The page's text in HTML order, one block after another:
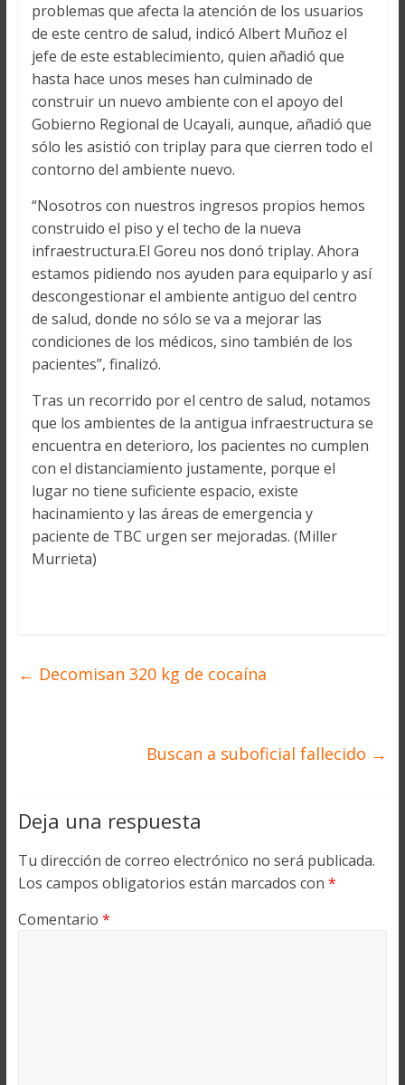
problemas que afecta la atención de los usuarios
de este centro de salud, indicó Albert Muñoz el
jefe de este establecimiento, quien añadió que
hasta hace unos meses han culminado de
construir un nuevo ambiente con el apoyo del
Gobierno Regional de Ucayali, aunque, añadió que
sólo les asistió con triplay para que cierren todo el
contorno del ambiente nuevo.
“Nosotros con nuestros ingresos propios hemos
construido el piso y el techo de la nueva
infraestructura.El Goreu nos donó triplay. Ahora
estamos pidiendo nos ayuden para equiparlo y así
descongestionar el ambiente antiguo del centro
de salud, donde no sólo se va a mejorar las
condiciones de los médicos, sino también de los
pacientes”, finalizó.
Tras un recorrido por el centro de salud, notamos
que los ambientes de la antigua infraestructura se
encuentra en deterioro, los pacientes no cumplen
con el distanciamiento justamente, porque el
lugar no tiene suficiente espacio, existe
hacinamiento y las áreas de emergencia y
paciente de TBC urgen ser mejoradas. (Miller
Murrieta)
← Decomisan 320 kg de cocaína
Buscan a suboficial fallecido →
Deja una respuesta
Tu dirección de correo electrónico no será publicada.
Los campos obligatorios están marcados con *
Comentario *